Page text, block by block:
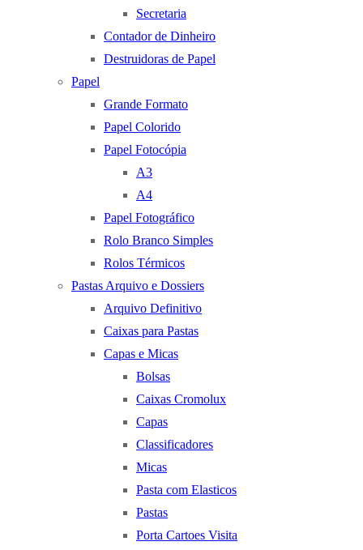
Secretaria
Contador de Dinheiro
Destruidoras de Papel
Papel
Grande Formato
Papel Colorido
Papel Fotocópia
A3
A4
Papel Fotográfico
Rolo Branco Simples
Rolos Térmicos
Pastas Arquivo e Dossiers
Arquivo Definitivo
Caixas para Pastas
Capas e Micas
Bolsas
Caixas Cromolux
Capas
Classificadores
Micas
Pasta com Elasticos
Pastas
Porta Cartoes Visita